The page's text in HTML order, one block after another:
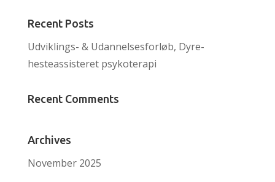
Recent Posts
Udviklings- & Udannelsesforløb, Dyre-
hesteassisteret psykoterapi
Recent Comments
Archives
November 2025